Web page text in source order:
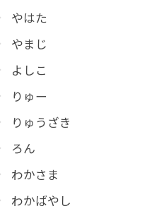
やはた
やまじ
よしこ
りゅー
りゅうざき
ろん
わかさま
わかばやし